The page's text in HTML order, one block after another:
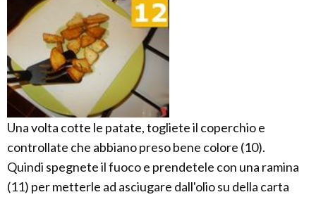
Una volta cotte le patate, togliete il coperchio e
controllate che abbiano preso bene colore (10).
Quindi spegnete il fuoco e prendetele con una ramina
(11) per metterle ad asciugare dall'olio su della carta